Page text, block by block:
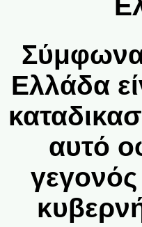
Σύμφωνα
Ελλάδα
αυτό
γεγονός